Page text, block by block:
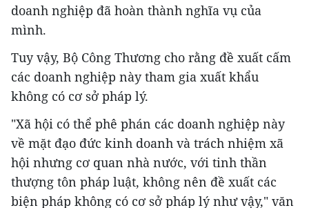
doanh nghiệp đã hoàn thành nghĩa vụ của
mình.
Tuy vậy, Bộ Công Thương cho rằng đề xuất cấm
các doanh nghiệp này tham gia xuất khẩu
không có cơ sở pháp lý.
"Xã hội có thể phê phán các doanh nghiệp này
về mặt đạo đức kinh doanh và trách nhiệm xã
hội nhưng cơ quan nhà nước, với tinh thần
thượng tôn pháp luật, không nên đề xuất các
biện pháp không có cơ sở pháp lý như vậy," văn